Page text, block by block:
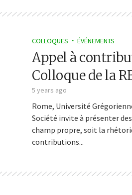
COLLOQUES ÉVÉNEMENTS
Appel à
Colloque de la
5 years ago
Rome, Université
Société invite à présenter
champ propre, soit la
contributions...